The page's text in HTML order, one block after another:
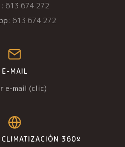
613 674 272
613 674 272
E-MAIL
e-mail (clic)
CLIMATIZACIÓN 360º